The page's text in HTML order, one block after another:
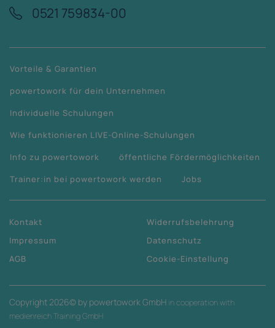
0521 759834-00
Vorteile & Garantien
powertowork für dein Unternehmen
Individuelle Schulungen
Wie funktionieren LIVE-Online-Schulungen
Info zu powertowork
öffentliche Fördermöglichkeiten
Trainer:in bei powertowork werden
Jobs
Kontakt
Impressum
AGB
Widerrufsbelehrung
Datenschutz
Cookie-Einstellung
Copyright 2026© by powertowork GmbH in cooperation with
medienreich Training GmbH